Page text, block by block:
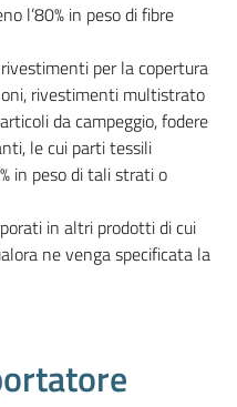
l’80% in peso di fibre
per la copertura
rivestimenti multistrato
da campeggio, fodere
le cui parti tessili
in peso di tali strati o
in altri prodotti di cui
ne venga specificata la